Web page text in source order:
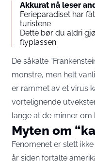
Akkurat nå leser
Ferieparadiset har
turistene
Dette bør du aldri
flyplassen
De såkalte
monstre, men helt
er rammet av et virus
vortelignende
lange at de minner om
Myten om
Fenomenet er slett
år siden fortalte